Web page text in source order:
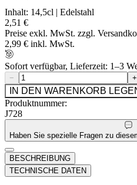
Inhalt: 14,5cl | Edelstahl
2,51 €
Preise exkl. MwSt. zzgl.
2,99 € inkl. MwSt.
Sofort verfügbar, Lieferzeit: 1–3
− +
IN DEN WARENKORB
Produktnummer:
J728
Haben Sie spezielle Fragen zu
BESCHREIBUNG
TECHNISCHE DATEN